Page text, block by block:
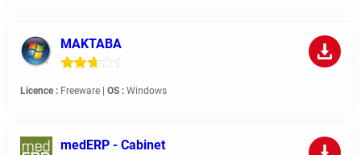
MAKTABA
Licence : Freeware | OS : Windows
medERP - Cabinet